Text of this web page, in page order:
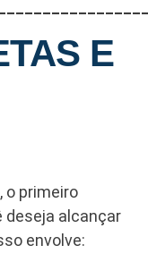
E
o primeiro
deseja alcançar
envolve: